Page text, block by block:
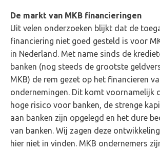
De markt van MKB financieringen
Uit velen onderzoeken blijkt dat de
financiering niet goed gesteld is voor
in Nederland. Met name sinds de
banken (nog steeds de grootste
MKB) de rem gezet op het financieren
ondernemingen. Dit komt voornamelijk
hoge risico voor banken, de strenge
aan banken zijn opgelegd en het dure
van banken. Wij zagen deze
hier niet in vinden. MKB ondernemers